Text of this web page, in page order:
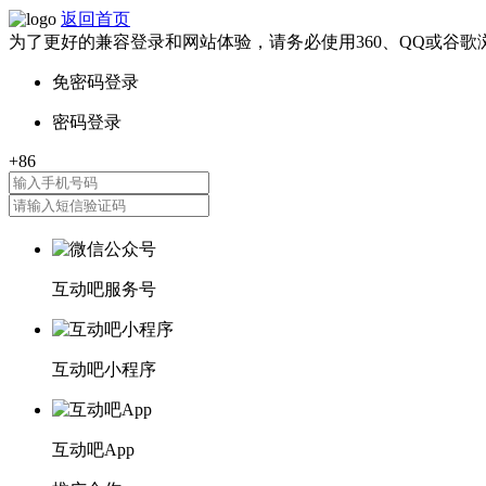
返回首页
为了更好的兼容登录和网站体验，请务必使用360、QQ或谷歌
互动吧服务号
互动吧小程序
互动吧App